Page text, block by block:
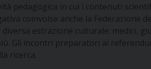
pedagogica in cui i contenuti
coinvolse anche la Federazione
estrazione culturale: medici,
Gli incontri preparatori ai
ricerca.